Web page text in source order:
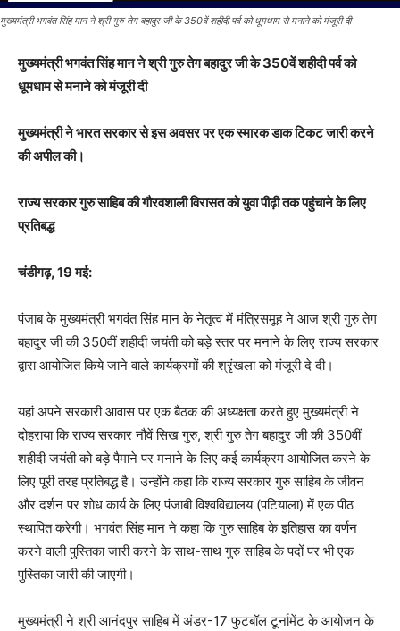
मुख्यमंत्री भगवंत सिंह मान ने श्री गुरु तेग बहादुर जी के 350वें शहीदी पर्व को धूमधाम से मनाने को मंजूरी दी
मुख्यमंत्री भगवंत सिंह मान ने श्री गुरु तेग बहादुर जी के 350वें शहीदी पर्व को
धूमधाम से मनाने को मंजूरी दी
मुख्यमंत्री ने भारत सरकार से इस अवसर पर एक स्मारक डाक टिकट जारी करने
की अपील की।
राज्य सरकार गुरु साहिब की गौरवशाली विरासत को युवा पीढ़ी तक पहुंचाने के लिए
प्रतिबद्ध
चंडीगढ़, 19 मई:
पंजाब के मुख्यमंत्री भगवंत सिंह मान के नेतृत्व में मंत्रिसमूह ने आज श्री गुरु तेग
बहादुर जी की 350वीं शहीदी जयंती को बड़े स्तर पर मनाने के लिए राज्य सरकार
द्वारा आयोजित किये जाने वाले कार्यक्रमों की श्रृंखला को मंजूरी दे दी।
यहां अपने सरकारी आवास पर एक बैठक की अध्यक्षता करते हुए मुख्यमंत्री ने
दोहराया कि राज्य सरकार नौवें सिख गुरु, श्री गुरु तेग बहादुर जी की 350वीं
शहीदी जयंती को बड़े पैमाने पर मनाने के लिए कई कार्यक्रम आयोजित करने के
लिए पूरी तरह प्रतिबद्ध है। उन्होंने कहा कि राज्य सरकार गुरु साहिब के जीवन
और दर्शन पर शोध कार्य के लिए पंजाबी विश्वविद्यालय (पटियाला) में एक पीठ
स्थापित करेगी। भगवंत सिंह मान ने कहा कि गुरु साहिब के इतिहास का वर्णन
करने वाली पुस्तिका जारी करने के साथ-साथ गुरु साहिब के पदों पर भी एक
पुस्तिका जारी की जाएगी।
मुख्यमंत्री ने श्री आनंदपुर साहिब में अंडर-17 फुटबॉल टूर्नामेंट के आयोजन के